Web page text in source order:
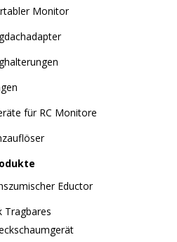
Monitor
für RC Monitore
Eductor
Tragbares